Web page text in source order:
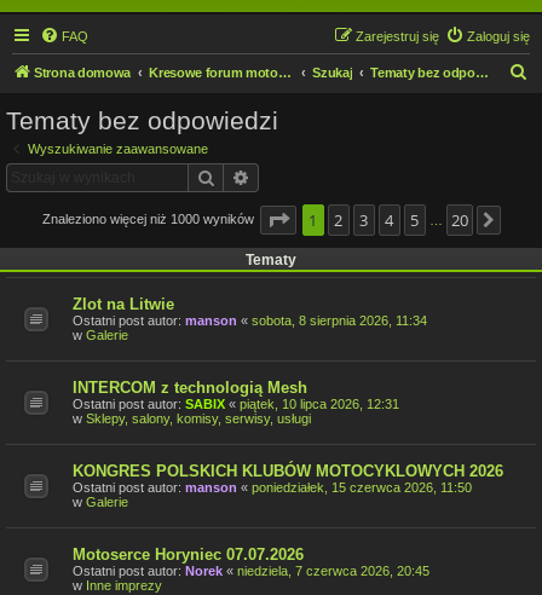
FAQ Zaloguj się
Zarejestruj się
Strona domowa Kresowe forum motocyklowe Szukaj Tematy bez odpowiedzi
Tematy bez odpowiedzi
Wyszukiwanie zaawansowane
Szukaj
Znaleziono więcej niż 1000 wyników Strona1 z20
1 2 3 4 5 20
Tematy
Zlot na Litwie
Ostatni post autor: manson « sobota, 8 sierpnia 2026, 11:34
w Galerie
INTERCOM z technologią Mesh
Ostatni post autor: SABIX « piątek, 10 lipca 2026, 12:31
w Sklepy, salony, komisy, serwisy, usługi
KONGRES POLSKICH KLUBÓW MOTOCYKLOWYCH 2026
Ostatni post autor: manson « poniedziałek, 15 czerwca 2026, 11:50
w Galerie
Motoserce Horyniec 07.07.2026
Ostatni post autor: Norek « niedziela, 7 czerwca 2026, 20:45
w Inne imprezy